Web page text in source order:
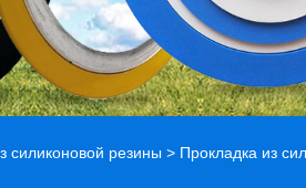
силиконовой резины > Прокладка из